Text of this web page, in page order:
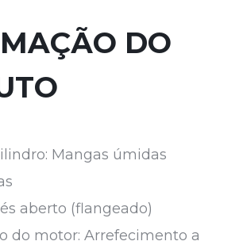
DO
Mangas úmidas
aberto (flangeado)
do motor: Arrefecimento a